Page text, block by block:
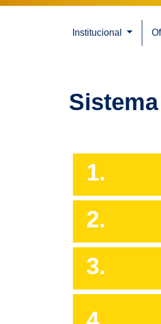
Institucional
1.
2.
3.